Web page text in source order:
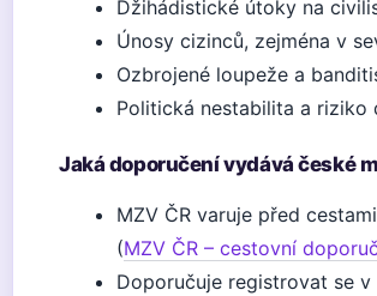
Džihádistické útoky na
Únosy cizinců, zejména v
Ozbrojené loupeže a
Politická nestabilita a riziko
Jaká doporučení vydává české
MZV ČR varuje před
(MZV ČR – cestovní
Doporučuje registrovat se